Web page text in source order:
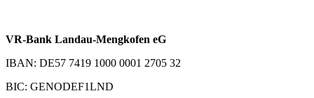
VR-Bank Landau-Mengkofen eG
IBAN: DE57 7419 1000 0001 2705 32
BIC: GENODEF1LND